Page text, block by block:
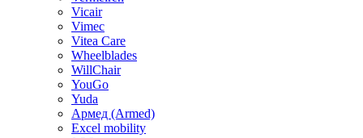
Vicair
Vimec
Vitea Care
Wheelblades
WillChair
YouGo
Yuda
Армед (Armed)
Еxcel mobility